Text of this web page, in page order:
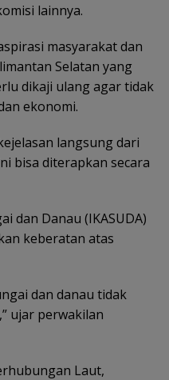
lainnya.
masyarakat dan
Selatan yang
dikaji ulang agar tidak
ekonomi.
langsung dari
bisa diterapkan secara
dan Danau (IKASUDA)
keberatan atas
dan danau tidak
ujar perwakilan
Laut,